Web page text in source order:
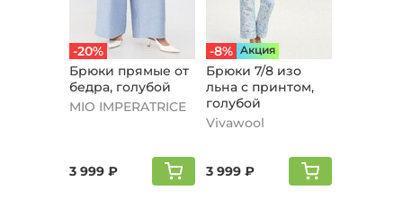
-20%
Брюки прямые от
бедра, голубой
MIO IMPERATRICE
3 999 ₽
-8% Aкция
Брюки 7/8 изо
льна с принтом,
голубой
Vivawool
3 999 ₽